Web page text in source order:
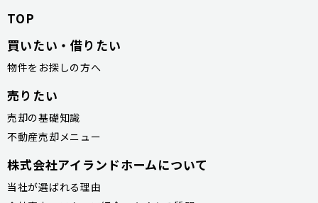
TOP
買いたい・借りたい
物件をお探しの方へ
売りたい
売却の基礎知識
不動産売却メニュー
株式会社アイランドホームについて
当社が選ばれる理由